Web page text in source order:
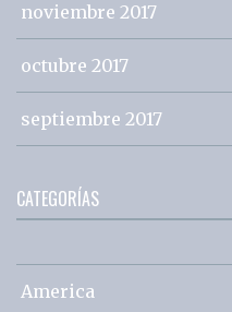
noviembre 2017
octubre 2017
septiembre 2017
CATEGORÍAS
America